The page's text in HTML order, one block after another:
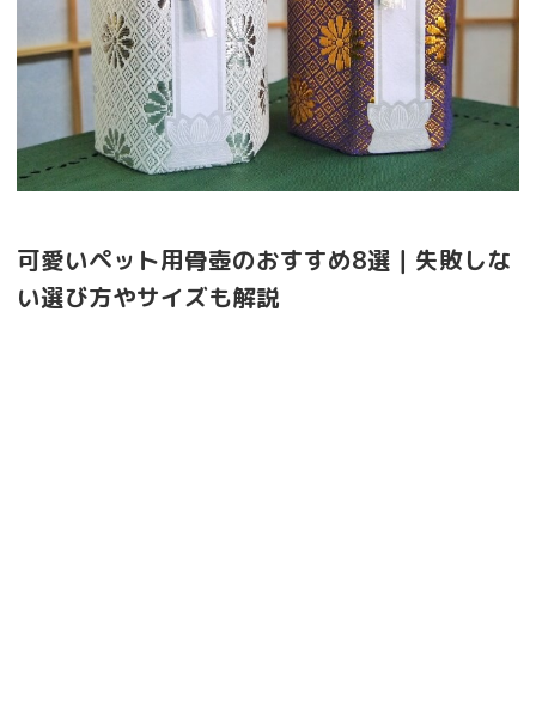
知って得する
エンタメ
可愛いペット用骨壺のおすすめ8選｜失敗しな
い選び方やサイズも解説